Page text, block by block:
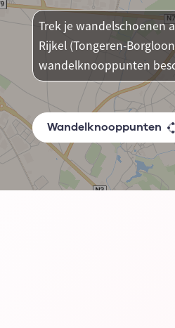
Trek je wandelschoenen
Rijkel (Tongeren-
wandelknooppunten
Wandelknooppunten